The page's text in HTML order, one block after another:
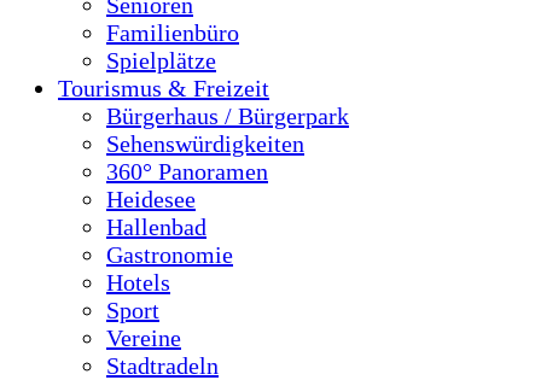
Familienbüro
Spielplätze
Tourismus & Freizeit
Bürgerhaus / Bürgerpark
Sehenswürdigkeiten
360° Panoramen
Heidesee
Hallenbad
Gastronomie
Hotels
Sport
Vereine
Stadtradeln